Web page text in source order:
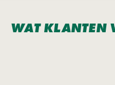
WAT KLANTEN